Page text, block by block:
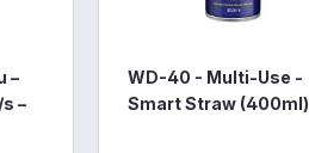
–
–
WD-40 - Multi-Use -
Smart Straw (400ml)